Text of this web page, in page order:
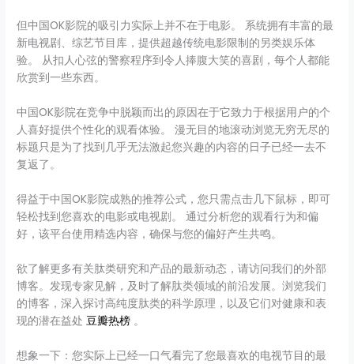
但中国OK影院的吸引力实际上并不在于电影。 系统拥有丰富的最
新电视剧、综艺节目库，提供超越传统电影限制的另类娱乐体
验。 从扣人心弦的警察程序到令人捧腹大笑的喜剧，每个人都能
欣赏到一些东西。
中国OK影院在竞争中脱颖而出的原因在于它致力于根据用户的个
人喜好提供个性化的观看体验。 漫无目的地滚动浏览无穷无尽的
标题只是为了找到几乎无法激起您兴趣的内容的日子已经一去不
复返了。
得益于中国OK影院成熟的推荐公式，您只需点击几下鼠标，即可
轻松找到您喜欢的电影或电视剧。 通过分析您的观看行为和偏
好，该平台使用精选内容，确保与您的偏好产生共鸣。
欲了解更多有关肽类研究和产品的最新动态，请访问我们的外部
博客。发现专家见解，及时了解肽类领域的前沿发展。浏览我们
的博客，深入探讨高纯度肽类的科学原理，以及它们对健康和表
现的潜在益处豆瓣热榜 。
想象一下：您实际上已经一口气看完了您最喜欢的电视节目的最